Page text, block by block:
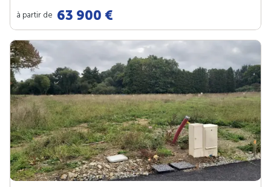
à partir de 63 900 €